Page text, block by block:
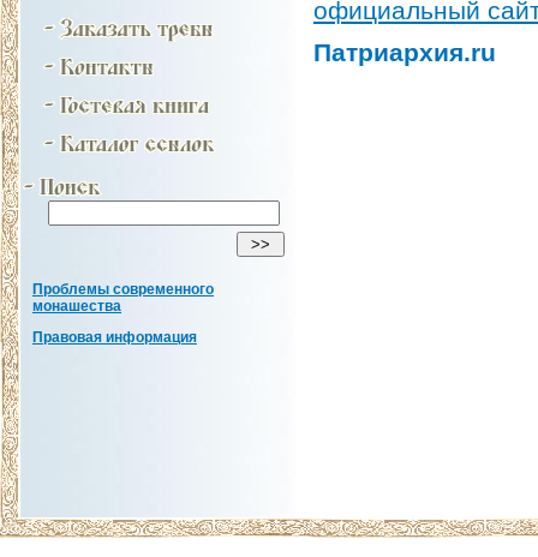
Проблемы современного
монашества
Правовая информация
официальный
Патриархия.ru